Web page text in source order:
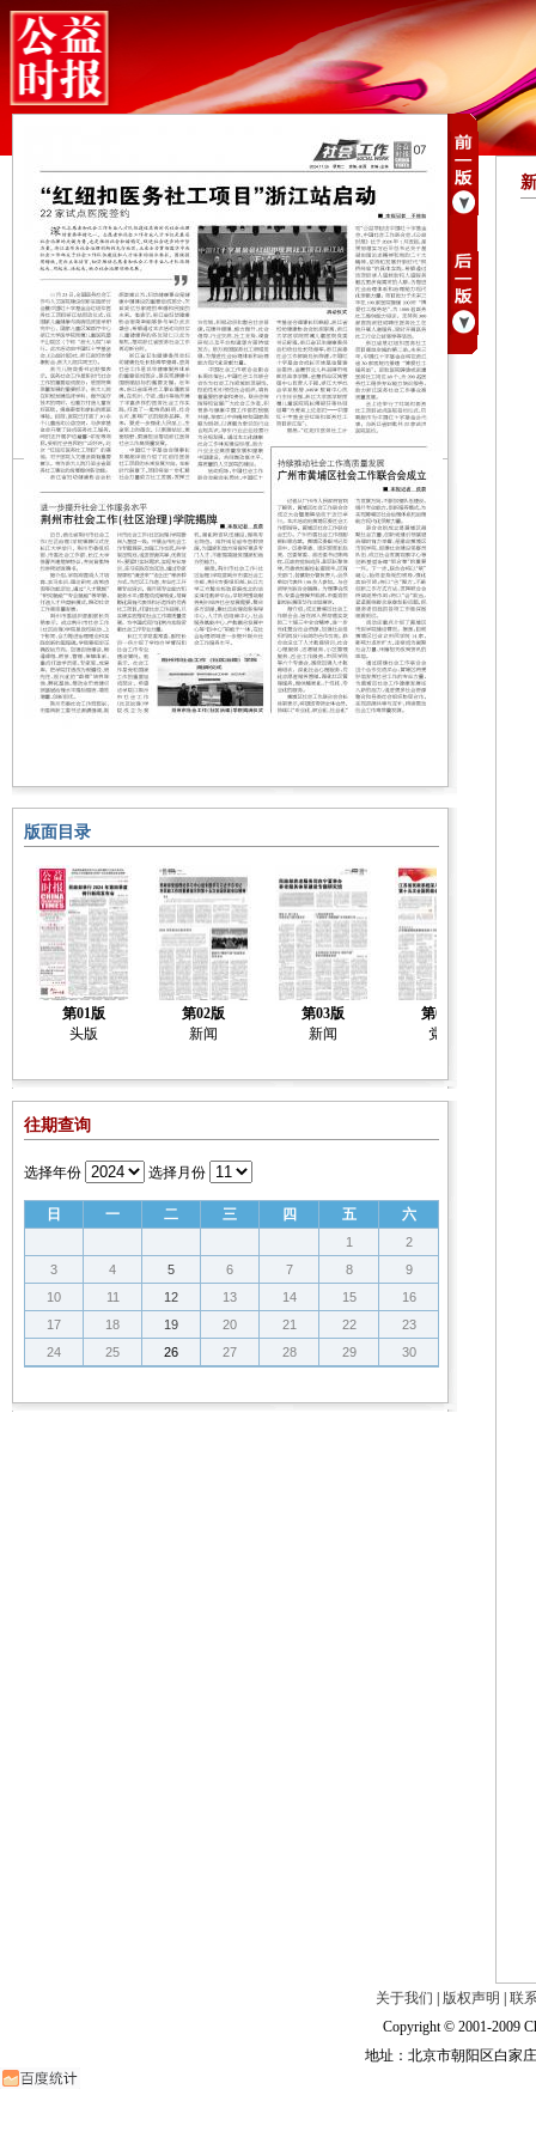
版面目录
第01版
头版
第02版
新闻
第03版
新闻
第04版
党建
往期查询
选择年份 选择月份
日 一 二 三 四 五 六
1
2
3
4 5 6 7 8
9
10
11 12 13 14 15
16
17
18 19 20 21 22
23
24
25 26 27 28 29 30
关于我们 版权声明
联
Copyright © 2001-2009
地址：北京市朝阳区白家